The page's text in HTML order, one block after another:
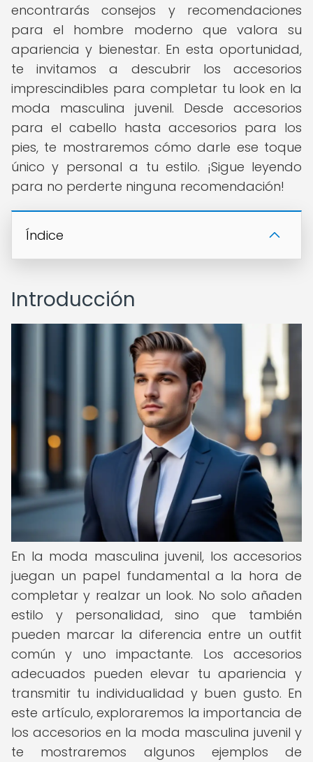
encontrarás consejos y recomendaciones
para el hombre moderno que valora su
apariencia y bienestar. En esta oportunidad,
te invitamos a descubrir los accesorios
imprescindibles para completar tu look en la
moda masculina juvenil. Desde accesorios
para el cabello hasta accesorios para los
pies, te mostraremos cómo darle ese toque
único y personal a tu estilo. ¡Sigue leyendo
para no perderte ninguna recomendación!
Índice
Introducción
En la moda masculina juvenil, los accesorios
juegan un papel fundamental a la hora de
completar y realzar un look. No solo añaden
estilo y personalidad, sino que también
pueden marcar la diferencia entre un outfit
común y uno impactante. Los accesorios
adecuados pueden elevar tu apariencia y
transmitir tu individualidad y buen gusto. En
este artículo, exploraremos la importancia de
los accesorios en la moda masculina juvenil y
te mostraremos algunos ejemplos de